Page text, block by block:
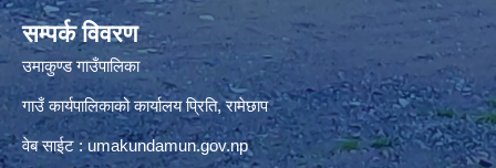
सम्पर्क विवरण
उमाकुण्ड गाउँपालिका
गाउँ कार्यपालिकाको कार्यालय प्रिति, रामेछाप
वेब साईट : umakundamun.gov.np